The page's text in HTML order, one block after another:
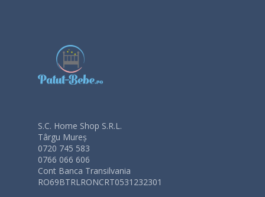
S.C. Home Shop S.R.L.
Târgu Mureș
0720 745 583
0766 066 606
Cont Banca Transilvania
RO69BTRLRONCRT0531232301